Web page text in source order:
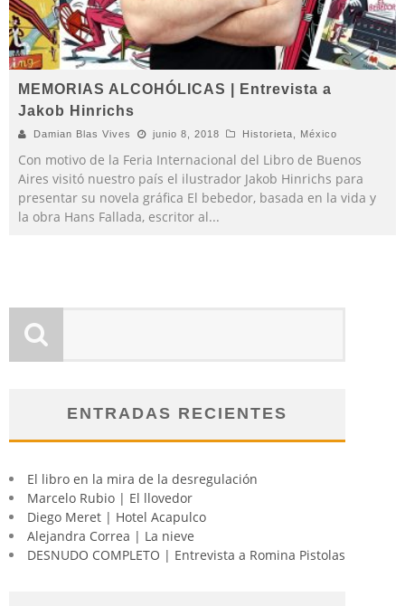
MEMORIAS ALCOHÓLICAS | Entrevista a
Jakob Hinrichs
Damian Blas Vives junio 8, 2018 Historieta México
Con motivo de la Feria Internacional del Libro de Buenos
Aires visitó nuestro país el ilustrador Jakob Hinrichs para
presentar su novela gráfica El bebedor, basada en la vida y
la obra Hans Fallada, escritor al...
ENTRADAS RECIENTES
El libro en la mira de la desregulación
Marcelo Rubio | El llovedor
Diego Meret | Hotel Acapulco
Alejandra Correa | La nieve
DESNUDO COMPLETO | Entrevista a Romina Pistolas